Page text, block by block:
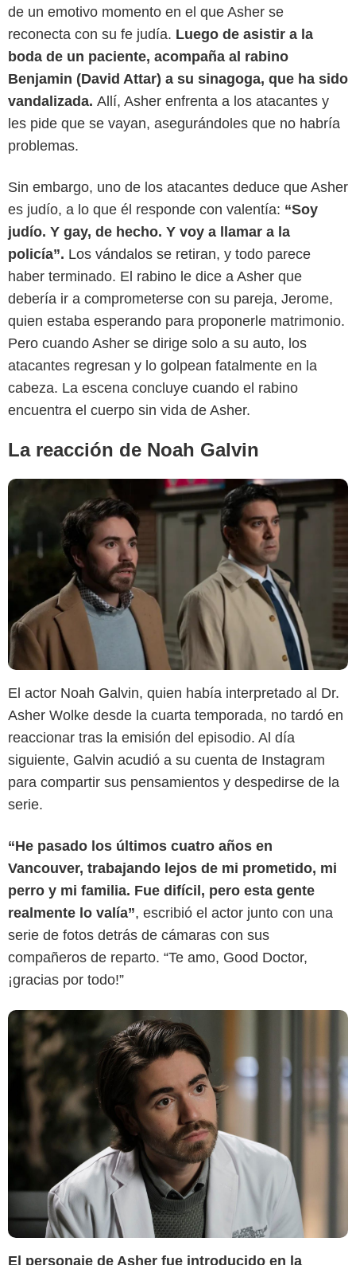
de un emotivo momento en el que Asher se
reconecta con su fe judía. Luego de asistir a la
boda de un paciente, acompaña al rabino
Benjamin (David Attar) a su sinagoga, que ha sido
vandalizada. Allí, Asher enfrenta a los atacantes y
les pide que se vayan, asegurándoles que no habría
problemas.
Sin embargo, uno de los atacantes deduce que Asher
es judío, a lo que él responde con valentía: “Soy
judío. Y gay, de hecho. Y voy a llamar a la
policía”. Los vándalos se retiran, y todo parece
haber terminado. El rabino le dice a Asher que
debería ir a comprometerse con su pareja, Jerome,
quien estaba esperando para proponerle matrimonio.
Pero cuando Asher se dirige solo a su auto, los
atacantes regresan y lo golpean fatalmente en la
cabeza. La escena concluye cuando el rabino
encuentra el cuerpo sin vida de Asher.
La reacción de Noah Galvin
The Wrap
El actor Noah Galvin, quien había interpretado al Dr.
Asher Wolke desde la cuarta temporada, no tardó en
reaccionar tras la emisión del episodio. Al día
siguiente, Galvin acudió a su cuenta de Instagram
para compartir sus pensamientos y despedirse de la
serie.
“He pasado los últimos cuatro años en
Vancouver, trabajando lejos de mi prometido, mi
perro y mi familia. Fue difícil, pero esta gente
realmente lo valía”, escribió el actor junto con una
serie de fotos detrás de cámaras con sus
compañeros de reparto. “Te amo, Good Doctor,
¡gracias por todo!”
Medium
El personaje de Asher fue introducido en la